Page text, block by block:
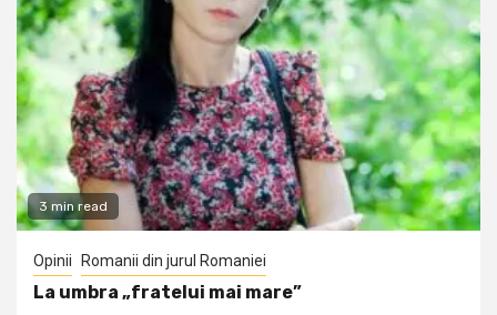
3 min read
Opinii Romanii din jurul Romaniei
La umbra „fratelui mai mare”